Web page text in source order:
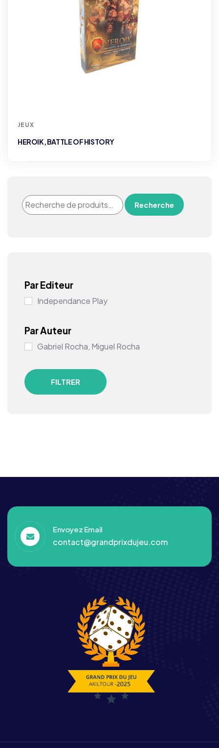
JEUX
HEROIK, BATTLE OF HISTORY
Recherche
Par Editeur
Independance Play
Par Auteur
Gabriel Rocha, Miguel Rocha
FILTRER
Envoyez Email
contact@grandprixdujeu.com